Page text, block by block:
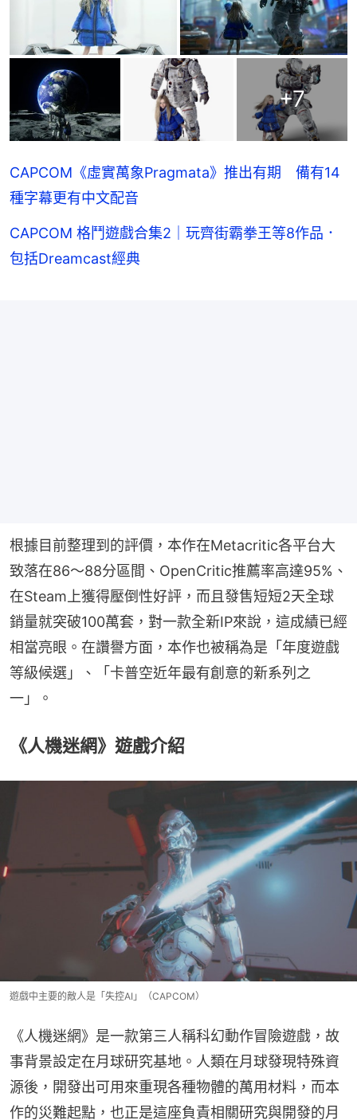
+7
CAPCOM《虛實萬象Pragmata》推出有期 備有14
種字幕更有中文配音
CAPCOM 格鬥遊戲合集2｜玩齊街霸拳王等8作品．
包括Dreamcast經典
根據目前整理到的評價，本作在Metacritic各平台大
致落在86～88分區間、OpenCritic推薦率高達95%、
在Steam上獲得壓倒性好評，而且發售短短2天全球
銷量就突破100萬套，對一款全新IP來說，這成績已經
相當亮眼。在讚譽方面，本作也被稱為是「年度遊戲
等級候選」、「卡普空近年最有創意的新系列之
一」。
《人機迷網》遊戲介紹
遊戲中主要的敵人是「失控AI」（CAPCOM）
《人機迷網》是一款第三人稱科幻動作冒險遊戲，故
事背景設定在月球研究基地。人類在月球發現特殊資
源後，開發出可用來重現各種物體的萬用材料，而本
作的災難起點，也正是這座負責相關研究與開發的月